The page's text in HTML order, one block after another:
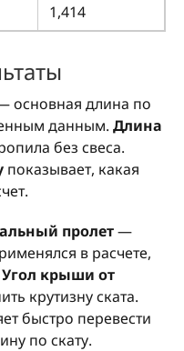
1,414
основная длина по
данным. Длина
без свеса.
показывает, какая
пролет—
в расчете,
Угол крыши от
крутизну ската.
быстро перевести
по скату.